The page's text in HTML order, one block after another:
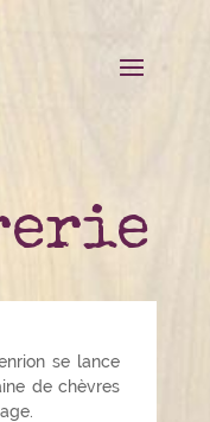
se lance
de chèvres